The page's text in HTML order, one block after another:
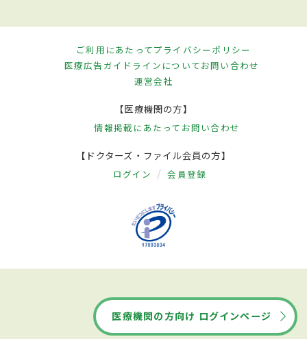
ご利用にあたってプライバシーポリシー
医療広告ガイドラインについてお問い合わせ
運営会社
【医療機関の方】
情報掲載にあたって お問い合わせ
【ドクターズ・ファイル会員の方】
ログイン 会員登録
医療機関の方向け ログインページ